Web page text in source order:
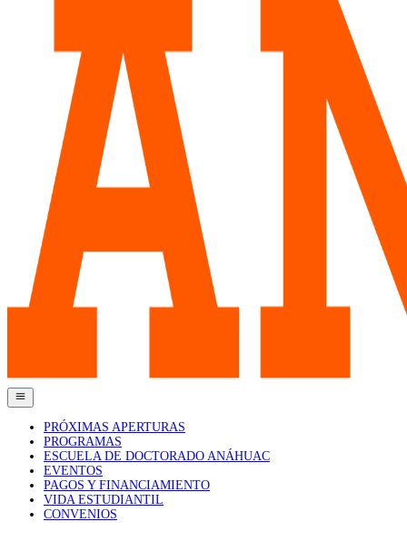
PRÓXIMAS APERTURAS
PROGRAMAS
ESCUELA DE DOCTORADO ANÁHUAC
EVENTOS
PAGOS Y FINANCIAMIENTO
VIDA ESTUDIANTIL
CONVENIOS